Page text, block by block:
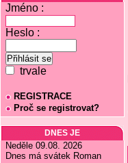
Jméno :
Heslo :
trvale
REGISTRACE
Proč se registrovat?
DNES JE
Neděle 09.08. 2026
Dnes má svátek Roman